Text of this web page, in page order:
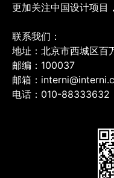
更加关注中国设计项目
联系我们：
地址：北京市西城区百
邮编：100037
邮箱：
电话：010-88333632